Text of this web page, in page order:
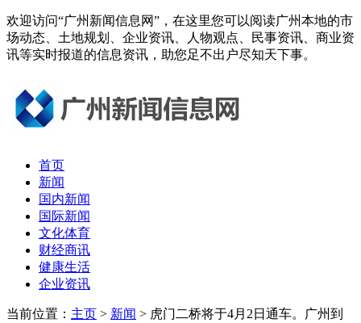
欢迎访问“广州新闻信息网”，在这里您可以阅读广州本地的市
场动态、土地规划、企业资讯、人物观点、民事资讯、商业资
讯等实时报道的信息资讯，助您足不出户尽知天下事。
首页
新闻
国内新闻
国际新闻
文化体育
财经商讯
健康生活
企业资讯
当前位置： 主页 > 新闻 > 虎门二桥将于4月2日通车。广州到